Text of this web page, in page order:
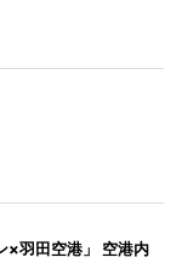
×羽田空港」 空港内